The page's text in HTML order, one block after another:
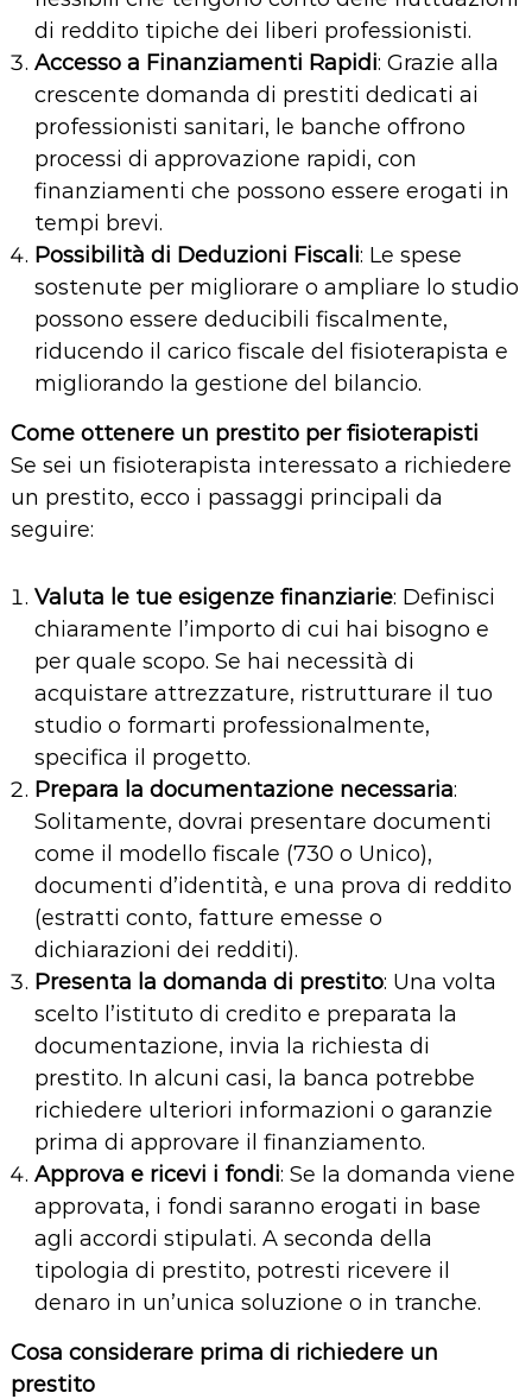
di reddito tipiche dei liberi professionisti.
Accesso a Finanziamenti Rapidi: Grazie alla
crescente domanda di prestiti dedicati ai
professionisti sanitari, le banche offrono
processi di approvazione rapidi, con
finanziamenti che possono essere erogati in
tempi brevi.
Possibilità di Deduzioni Fiscali: Le spese
sostenute per migliorare o ampliare lo studio
possono essere deducibili fiscalmente,
riducendo il carico fiscale del fisioterapista e
migliorando la gestione del bilancio.
Come ottenere un prestito per fisioterapisti
Se sei un fisioterapista interessato a richiedere
un prestito, ecco i passaggi principali da
seguire:
Valuta le tue esigenze finanziarie: Definisci
chiaramente l’importo di cui hai bisogno e
per quale scopo. Se hai necessità di
acquistare attrezzature, ristrutturare il tuo
studio o formarti professionalmente,
specifica il progetto.
Prepara la documentazione necessaria:
Solitamente, dovrai presentare documenti
come il modello fiscale (730 o Unico),
documenti d’identità, e una prova di reddito
(estratti conto, fatture emesse o
dichiarazioni dei redditi).
Presenta la domanda di prestito: Una volta
scelto l’istituto di credito e preparata la
documentazione, invia la richiesta di
prestito. In alcuni casi, la banca potrebbe
richiedere ulteriori informazioni o garanzie
prima di approvare il finanziamento.
Approva e ricevi i fondi: Se la domanda viene
approvata, i fondi saranno erogati in base
agli accordi stipulati. A seconda della
tipologia di prestito, potresti ricevere il
denaro in un’unica soluzione o in tranche.
Cosa considerare prima di richiedere un
prestito